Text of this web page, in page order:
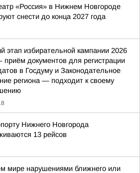
«Россия» в Нижнем Новгороде
снести до конца 2027 года
этап избирательной кампании 2026
приём документов для регистрации
в Госдуму и Законодательное
региона — подходит к своему
Нижнего Новгорода
13 рейсов
мире нарушениями ближнего или